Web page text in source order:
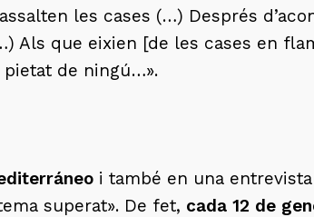
les cases (…) Després
Als que eixien [de les cases en
de ningú…».
i també en una
superat». De fet, cada 12 de